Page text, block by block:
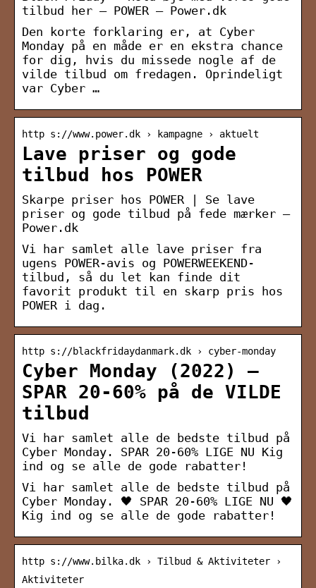
tilbud her – POWER – Power.dk
Den korte forklaring er, at Cyber
Monday på en måde er en ekstra chance
for dig, hvis du missede nogle af de
vilde tilbud om fredagen. Oprindeligt
var Cyber …
http s://www.power.dk › kampagne › aktuelt
Lave priser og gode
tilbud hos POWER
Skarpe priser hos POWER | Se lave
priser og gode tilbud på fede mærker –
Power.dk
Vi har samlet alle lave priser fra
ugens POWER-avis og POWERWEEKEND-
tilbud, så du let kan finde dit
favorit produkt til en skarp pris hos
POWER i dag.
http s://blackfridaydanmark.dk › cyber-monday
Cyber Monday (2022) –
SPAR 20-60% på de VILDE
tilbud
Vi har samlet alle de bedste tilbud på
Cyber Monday. SPAR 20-60% LIGE NU Kig
ind og se alle de gode rabatter!
Vi har samlet alle de bedste tilbud på
Cyber Monday. 🖤 SPAR 20-60% LIGE NU 🖤
Kig ind og se alle de gode rabatter!
http s://www.bilka.dk › Tilbud & Aktiviteter ›
Aktiviteter